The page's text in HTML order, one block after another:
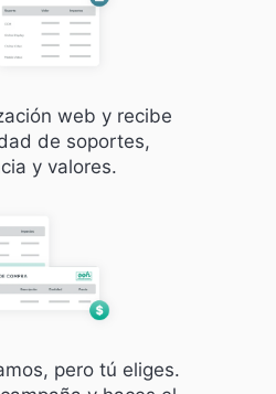
web y recibe
de soportes,
y valores.
pero tú eliges.